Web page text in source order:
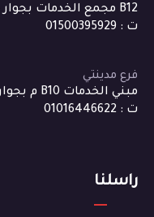
B12 مجمع الخدمات بجوار جملة ماركت
ت : 01500395929
فرع مدينتي
مبني الخدمات B10 م بجوار penny market .
ت : 01016446622
راسلنا